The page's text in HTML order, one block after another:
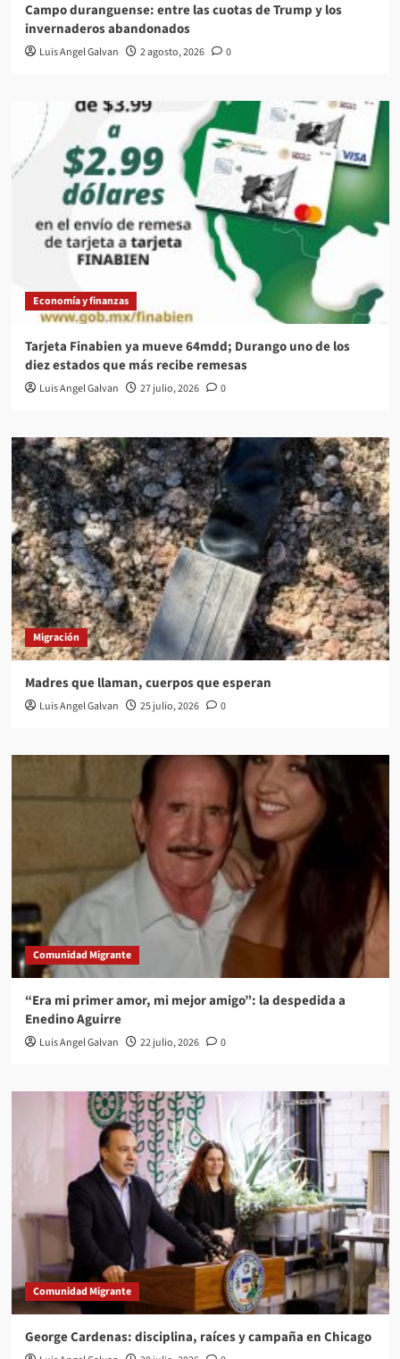
Campo duranguense: entre las cuotas de Trump y los
invernaderos abandonados
Luis Angel Galvan 2 agosto, 2026 0
Economía y finanzas
Tarjeta Finabien ya mueve 64mdd; Durango uno de los
diez estados que más recibe remesas
Luis Angel Galvan 27 julio, 2026 0
Migración
Madres que llaman, cuerpos que esperan
Luis Angel Galvan 25 julio, 2026 0
Comunidad Migrante
“Era mi primer amor, mi mejor amigo”: la despedida a
Enedino Aguirre
Luis Angel Galvan 22 julio, 2026 0
Comunidad Migrante
George Cardenas: disciplina, raíces y campaña en Chicago